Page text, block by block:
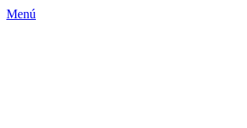
Menú